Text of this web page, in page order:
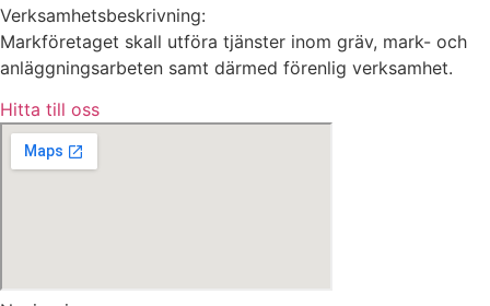
Verksamhetsbeskrivning:
Markföretaget skall utföra tjänster inom gräv, mark- och
anläggningsarbeten samt därmed förenlig verksamhet.
Hitta till oss